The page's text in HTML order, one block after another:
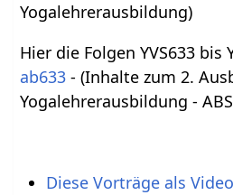
Yogalehrerausbildung)
Hier die Folgen YVS633 bis
ab633 - (Inhalte zum 2.
Yogalehrerausbildung -
Diese Vorträge als Video